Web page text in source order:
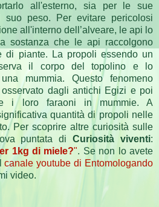
all'esterno, sia per le sue
peso. Per evitare pericolosi
all'interno dell’alveare, le api lo
sostanza che le api raccolgono
di piante. La propoli essendo un
il corpo del topolino e lo
mummia. Questo fenomeno
dagli antichi Egizi e poi
i loro faraoni in mummie. A
quantità di propoli nelle
Per scoprire altre curiosità sulle
puntata diCuriosità viventi:
1kg di miele?". Se non lo avete
canale youtube di Entomologando
video.